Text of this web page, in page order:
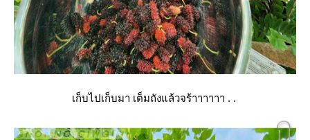
เก็บไปเก็บมา เต็มถังแล้วจร้าาาาาา . .